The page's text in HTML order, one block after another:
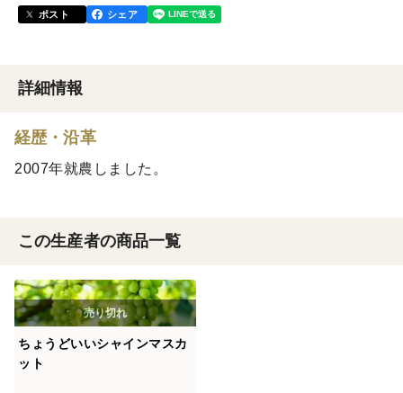
ポスト シェア
詳細情報
経歴・沿革
2007年就農しました。
この生産者の商品一覧
ちょうどいいシャインマスカ
ット